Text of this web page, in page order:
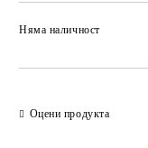
Няма наличност
Оцени продукта